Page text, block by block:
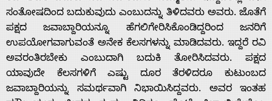
ಸಂತೋಷದಿಂದ ಬದುಕುವುದು ಎಂಬುದನ್ನು ತಿಳಿದವರು ಅವರು. ಜೊತೆಗೆ
ಪಕ್ಷದ ಜವಾಬ್ದಾರಿ‌ಯನ್ನೂ ಹೆಗಲಿಗೇರಿಸಿಕೊಂಡಿದ್ದರಿಂದ ಜನರಿಗೆ
ಉಪಯೋಗವಾಗುವಂತೆ ಅನೇಕ ಕೆಲಸಗಳನ್ನು ಮಾಡಿದವರು. ಇದ್ದರೆ ರವಿ
ಅವರಂತಿರಬೇಕು ಎಂಬುದಾಗಿ ಬದುಕಿ ತೋರಿಸಿದವರು. ಪಕ್ಷದ
ಯಾವುದೇ ಕೆಲಸಗಳಿಗೆ ಎಷ್ಟು ದೂರ ತೆರಳಿದರೂ ಕುಟುಂಬ‌ದ
ಜವಾಬ್ದಾರಿಯನ್ನು ಸಮರ್ಥವಾಗಿ ನಿಭಾಯಿಸಿದ್ದವರು. ಅವರ ಇಂತಹ